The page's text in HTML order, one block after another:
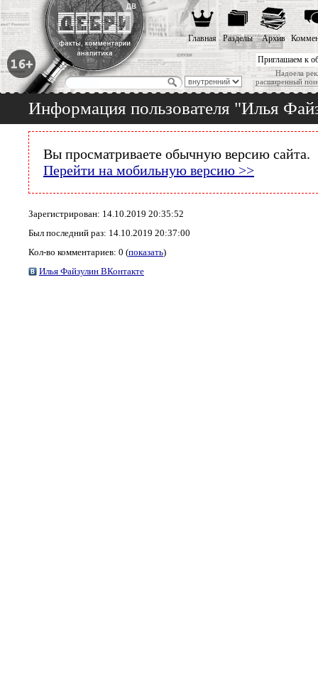
Приглашаем к
Надоела
расширенный
Главная Разделы Архив
Информация пользователя "Илья
Вы просматриваете обычную версию сайта.
Перейти на мобильную версию >>
Зарегистрирован: 14.10.2019 20:35:52
Был последний раз: 14.10.2019 20:37:00
Кол-во комментариев: 0 (показать)
Илья Файзулин ВКонтакте